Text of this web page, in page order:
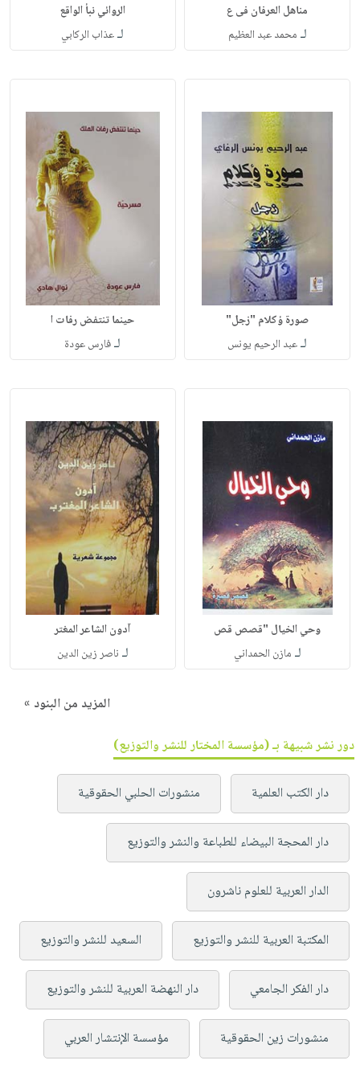
مناهل العرفان فى ع
لـ محمد عبد العظيم
الروائي نبأ الواقع
لـعذاب الركابي
صورة ؤكلام "زجل"
لـعبد الرحيم يونس
حينما تنتفض رفات ا
لـفارس عودة
وحي الخيال "قصص قص
لـ مازن الحمداني
آدون الشاعر المغتر
لـ ناصر زين الدين
المزيد من البنود »
دور نشر شبيهة بـ (مؤسسة المختار للنشر والتوزيع)
دار الكتب العلمية منشورات الحلبي الحقوقية
دار المحجة البيضاء للطباعة والنشر والتوزيع
الدار العربية للعلوم ناشرون
المكتبة العربية للنشر والتوزيع السعيد للنشر والتوزيع
دار الفكر الجامعي دار النهضة العربية للنشر والتوزيع
منشورات زين الحقوقية مؤسسة الإنتشار العربي